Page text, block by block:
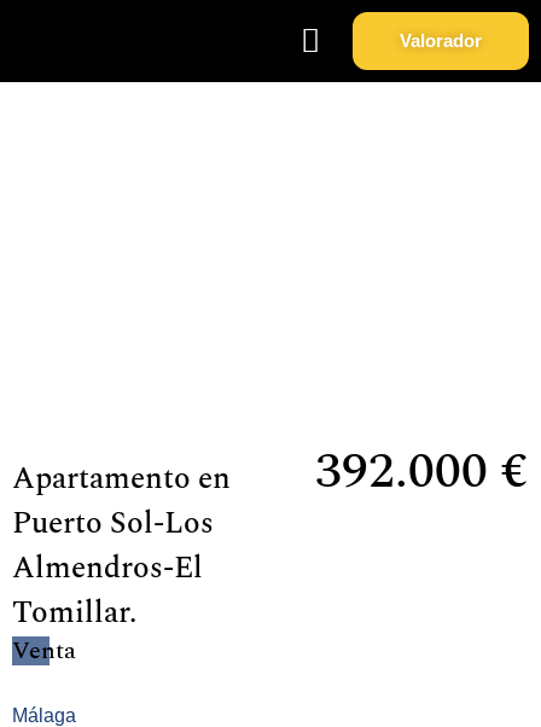
Valorador
Apartamento en
Puerto Sol-Los
Almendros-El
Tomillar.
392.000 €
Venta
Málaga